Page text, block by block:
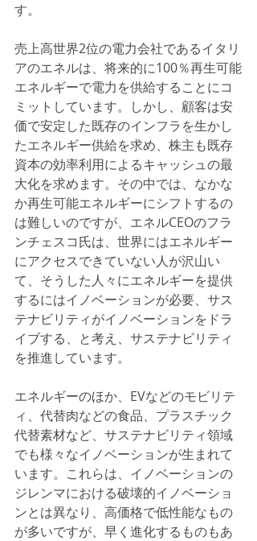
す。
売上高世界2位の電力会社であるイタリ
アのエネルは、将来的に100％再生可能
エネルギーで電力を供給することにコ
ミットしています。しかし、顧客は安
価で安定した既存のインフラを生かし
たエネルギー供給を求め、株主も既存
資本の効率利用によるキャッシュの最
大化を求めます。その中では、なかな
か再生可能エネルギーにシフトするの
は難しいのですが、エネルCEOのフラ
ンチェスコ氏は、世界にはエネルギー
にアクセスできていない人が沢山い
て、そうした人々にエネルギーを提供
するにはイノベーションが必要、サス
テナビリティがイノベーションをドラ
イブする、と考え、サステナビリティ
を推進しています。
エネルギーのほか、EVなどのモビリテ
ィ、代替肉などの食品、プラスチック
代替素材など、サステナビリティ領域
でも様々なイノベーションが生まれて
います。これらは、イノベーションの
ジレンマにおける破壊的イノベーショ
ンとは異なり、高価格で低性能なもの
が多いですが、早く進化するものもあ